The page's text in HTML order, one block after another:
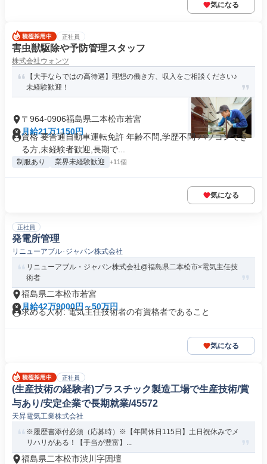
気になる
正社員
害虫獣駆除や予防管理スタッフ
株式会社ウォンツ
【大手ならではの高待遇】理想の働き方、収入をご相談ください♪
未経験歓迎！
〒964-0906福島県二本松市若宮
月給21万1150円
資格 要普通自動車運転免許 年齢不問,学歴不問 パソコンでき
る方,未経験者歓迎,長期で...
制服あり 業界未経験歓迎 +11個
気になる
正社員
発電所管理
リニューアブル･ジャパン株式会社
リニューアブル・ジャパン株式会社@福島県二本松市×電気主任技
術者
福島県二本松市若宮
月給42万9000円～50万円
求める人材: 電気主任技術者の有資格者であること
気になる
正社員
(生産技術の経験者)プラスチック製造工場で生産技術/賞
与あり/安定企業で長期就業/45572
天昇電気工業株式会社
※履歴書添付必須（応募時）※【年間休日115日】土日祝休みでメ
リハリがある！【手当が豊富】...
福島県二本松市渋川字囲壇